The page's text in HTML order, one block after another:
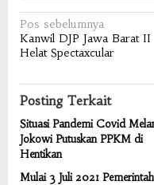
Navigasi
pos
Pos sebelumnya
Kanwil DJP Jawa Barat II
Helat Spectaxcular
Posting Terkait
Situasi Pandemi Covid
Jokowi Putuskan PPKM di
Hentikan
Mulai 3 Juli 2021 Pemerintah